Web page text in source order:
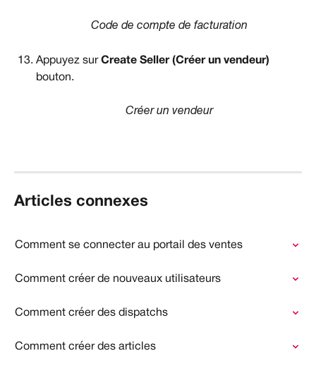
Code de compte de facturation
Appuyez sur Create Seller (Créer un vendeur)
bouton.
Créer un vendeur
Articles connexes
Comment se connecter au portail des ventes
Comment créer de nouveaux utilisateurs
Comment créer des dispatchs
Comment créer des articles